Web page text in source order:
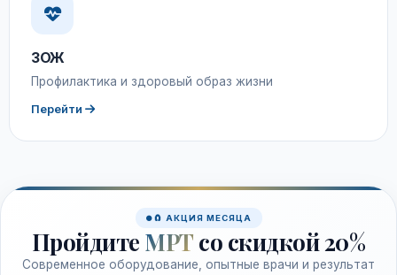
ЗОЖ
Профилактика и здоровый образ жизни
Перейти
🧲 АКЦИЯ МЕСЯЦА
Пройдите МРТ со скидкой 20%
Современное оборудование, опытные врачи и результат